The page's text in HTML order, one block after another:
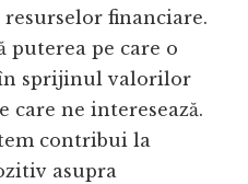
financiare.
puterea pe care o
sprijinul valorilor
care ne interesează.
contribui la
asupra